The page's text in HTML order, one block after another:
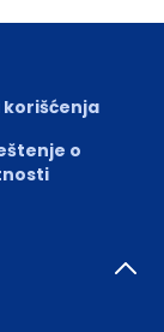
korišćenja
o